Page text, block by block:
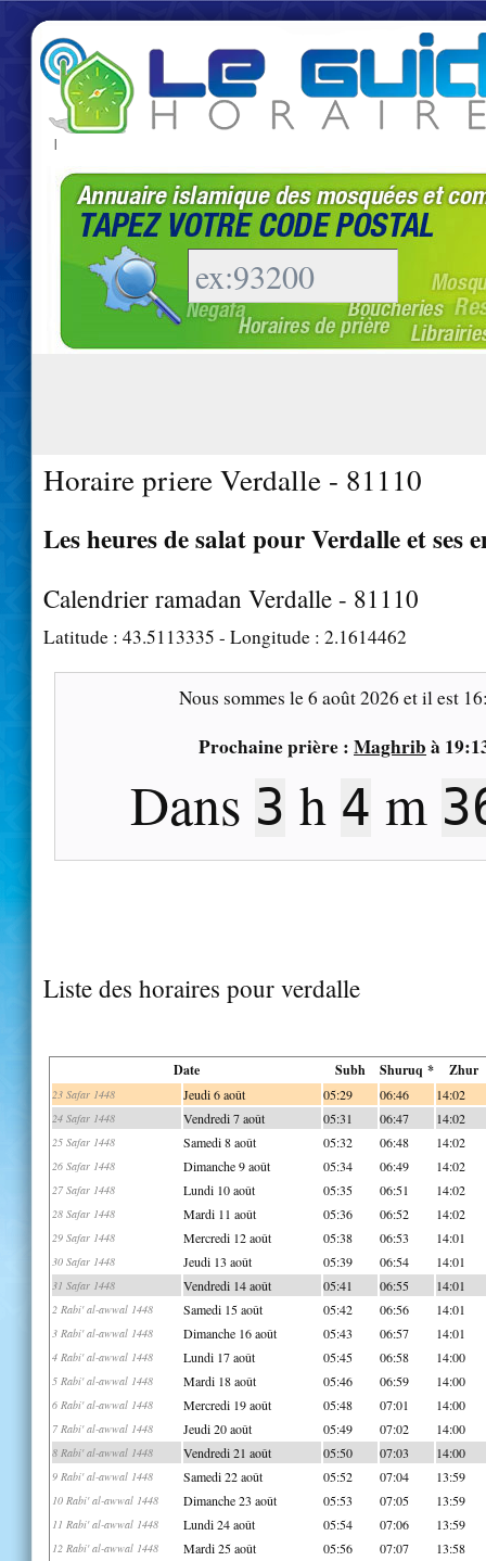
|
Horaire priere Verdalle - 81110
Les heures de salat pour Verdalle et ses
Calendrier ramadan Verdalle - 81110
Latitude : 43.5113335 - Longitude : 2.1614462
Nous sommes le6 août 2026 et il est
Prochaine prière : Maghrib à
Dans 3 h 4 m
Liste des horaires pour verdalle
Date Subh Shuruq * Zhur
23 Safar 1448 Jeudi 6 août 05:29 06:46 14:02
24 Safar 1448 Vendredi 7 août 05:31 06:47 14:02
25 Safar 1448 Samedi 8 août 05:32 06:48 14:02
26 Safar 1448 Dimanche 9 août 05:34 06:49 14:02
27 Safar 1448 Lundi 10 août 05:35 06:51 14:02
28 Safar 1448 Mardi 11 août 05:36 06:52 14:02
29 Safar 1448 Mercredi 12 août 05:38 06:53 14:01
30 Safar 1448 Jeudi 13 août 05:39 06:54 14:01
31 Safar 1448 Vendredi 14 août 05:41 06:55 14:01
2 Rabi' al-awwal 1448 Samedi 15 août 05:42 06:56 14:01
3 Rabi' al-awwal 1448 Dimanche 16 août 05:43 06:57 14:01
4 Rabi' al-awwal 1448 Lundi 17 août 05:45 06:58 14:00
5 Rabi' al-awwal 1448 Mardi 18 août 05:46 06:59 14:00
6 Rabi' al-awwal 1448 Mercredi 19 août 05:48 07:01 14:00
7 Rabi' al-awwal 1448 Jeudi 20 août 05:49 07:02 14:00
8 Rabi' al-awwal 1448 Vendredi 21 août 05:50 07:03 14:00
9 Rabi' al-awwal 1448 Samedi 22 août 05:52 07:04 13:59
10 Rabi' al-awwal 1448 Dimanche 23 août 05:53 07:05 13:59
11 Rabi' al-awwal 1448 Lundi 24 août 05:54 07:06 13:59
12 Rabi' al-awwal 1448 Mardi 25 août 05:56 07:07 13:58